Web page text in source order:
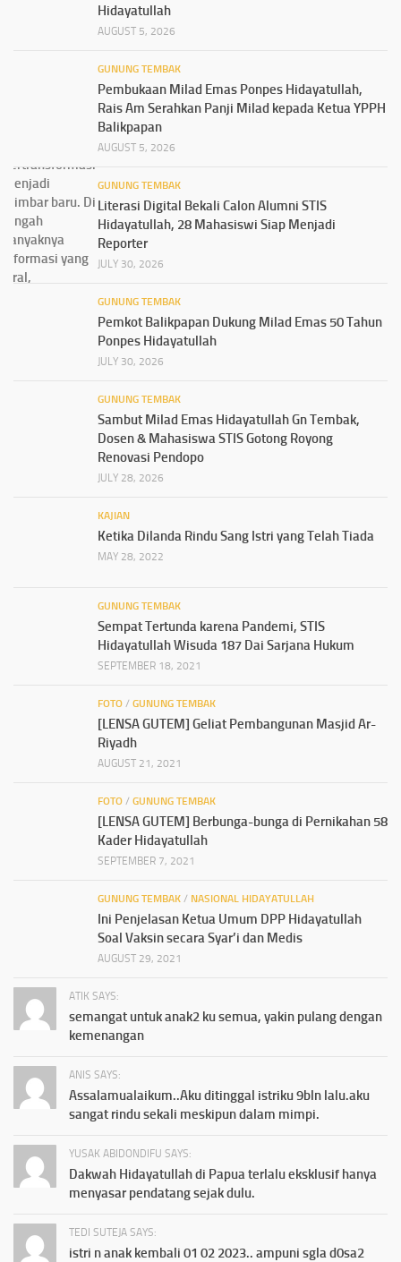
Hidayatullah
AUGUST 5, 2026
GUNUNG TEMBAK
Pembukaan Milad Emas Ponpes Hidayatullah,
Rais Am Serahkan Panji Milad kepada Ketua YPPH
Balikpapan
AUGUST 5, 2026
GUNUNG TEMBAK
Literasi Digital Bekali Calon Alumni STIS
Hidayatullah, 28 Mahasiswi Siap Menjadi
Reporter
JULY 30, 2026
GUNUNG TEMBAK
Pemkot Balikpapan Dukung Milad Emas 50 Tahun
Ponpes Hidayatullah
JULY 30, 2026
GUNUNG TEMBAK
Sambut Milad Emas Hidayatullah Gn Tembak,
Dosen & Mahasiswa STIS Gotong Royong
Renovasi Pendopo
JULY 28, 2026
KAJIAN
Ketika Dilanda Rindu Sang Istri yang Telah Tiada
MAY 28, 2022
GUNUNG TEMBAK
Sempat Tertunda karena Pandemi, STIS
Hidayatullah Wisuda 187 Dai Sarjana Hukum
SEPTEMBER 18, 2021
FOTO / GUNUNG TEMBAK
[LENSA GUTEM] Geliat Pembangunan Masjid Ar-
Riyadh
AUGUST 21, 2021
FOTO / GUNUNG TEMBAK
[LENSA GUTEM] Berbunga-bunga di Pernikahan 58
Kader Hidayatullah
SEPTEMBER 7, 2021
GUNUNG TEMBAK / NASIONAL HIDAYATULLAH
Ini Penjelasan Ketua Umum DPP Hidayatullah
Soal Vaksin secara Syar’i dan Medis
AUGUST 29, 2021
ATIK SAYS:
semangat untuk anak2 ku semua, yakin pulang dengan
kemenangan
ANIS SAYS:
Assalamualaikum..Aku ditinggal istriku 9bln lalu.aku
sangat rindu sekali meskipun dalam mimpi.
YUSAK ABIDONDIFU SAYS:
Dakwah Hidayatullah di Papua terlalu eksklusif hanya
menyasar pendatang sejak dulu.
TEDI SUTEJA SAYS:
istri n anak kembali 01 02 2023.. ampuni sgla d0sa2